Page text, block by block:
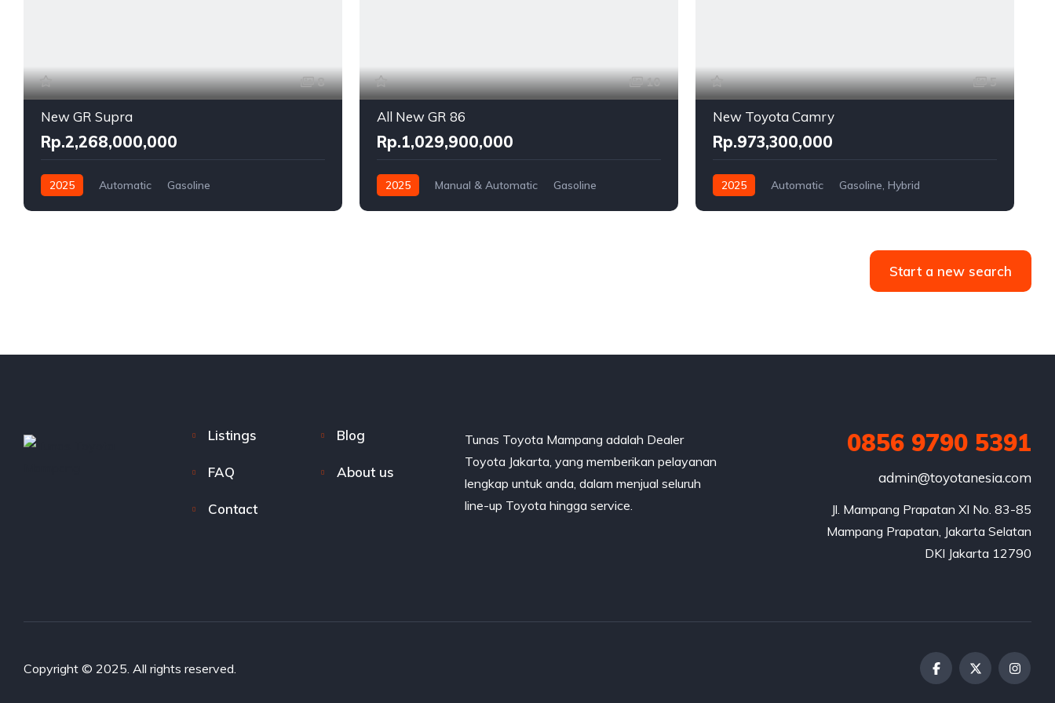
8
New GR Supra
Rp.2,268,000,000
2025 Automatic
Gasoline
10
All New GR 86
Rp.1,029,900,000
2025 Manual & Automatic
Gasoline
5
New Toyota Camry
Rp.973,300,000
2025 Automatic
Gasoline, Hybrid
Start a new search
Listings Blog
FAQ About us
Contact
Tunas Toyota Mampang adalah Dealer
Toyota Jakarta, yang memberikan pelayanan
lengkap untuk anda, dalam menjual seluruh
line-up Toyota hingga service.
0856 9790 5391
admin@toyotanesia.com
Jl. Mampang Prapatan XI No. 83-85
Mampang Prapatan, Jakarta Selatan
DKI Jakarta 12790
Copyright © 2025. All rights reserved.